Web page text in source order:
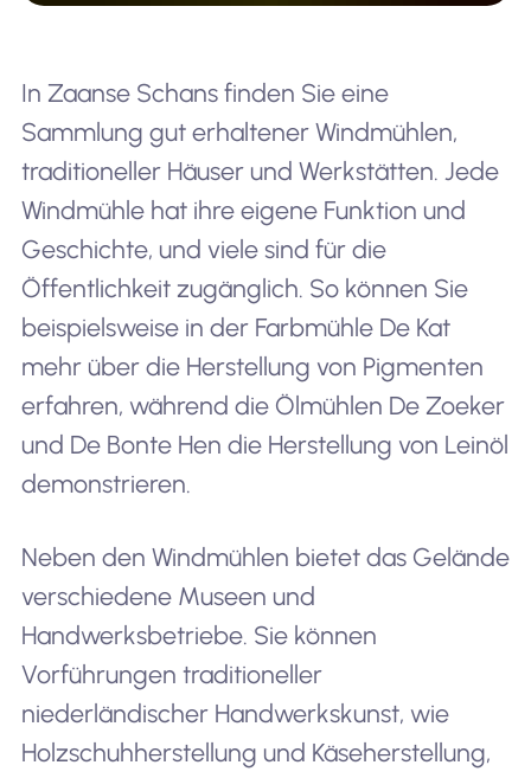
In Zaanse Schans finden Sie eine
Sammlung gut erhaltener Windmühlen,
traditioneller Häuser und Werkstätten. Jede
Windmühle hat ihre eigene Funktion und
Geschichte, und viele sind für die
Öffentlichkeit zugänglich. So können Sie
beispielsweise in der Farbmühle De Kat
mehr über die Herstellung von Pigmenten
erfahren, während die Ölmühlen De Zoeker
und De Bonte Hen die Herstellung von Leinöl
demonstrieren.
Neben den Windmühlen bietet das Gelände
verschiedene Museen und
Handwerksbetriebe. Sie können
Vorführungen traditioneller
niederländischer Handwerkskunst, wie
Holzschuhherstellung und Käseherstellung,